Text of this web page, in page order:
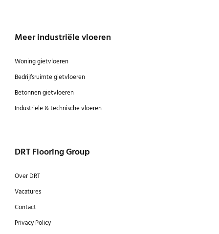
Meer industriële vloeren
Woning gietvloeren
Bedrijfsruimte gietvloeren
Betonnen gietvloeren
Industriële & technische vloeren
DRT Flooring Group
Over DRT
Vacatures
Contact
Privacy Policy